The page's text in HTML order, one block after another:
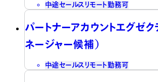
中途セールス リモート勤務可
パートナーアカウントエグゼク
ネージャー候補）
中途セールス リモート勤務可